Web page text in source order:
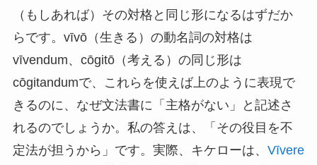
（もしあれば）その対格と同じ形になるはずだか
らです。vīvō（生きる）の動名詞の対格は
vīvendum、cōgitō（考える）の同じ形は
cōgitandumで、これらを使えば上のように表現で
きるのに、なぜ文法書に「主格がない」と記述さ
れるのでしょうか。私の答えは、「その役目を不
定法が担うから」です。実際、キケローは、 Vīvere